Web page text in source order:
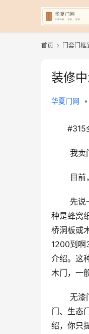
首页 门套门框
装修
华夏门网 •
#315
我卖
目前
种是蜂窝
桥洞板或
1200到啊
介绍。这
木门，一
门、生态
绍，你只